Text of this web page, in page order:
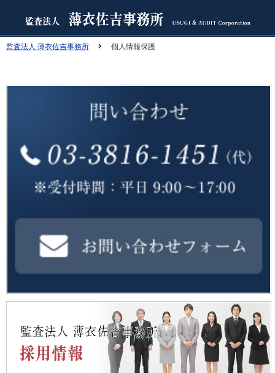
監査法人 薄衣佐吉事務所 個人情報保護